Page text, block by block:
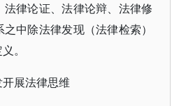
律论证、法律论辩、法律修
中除法律发现（法律检索）
。
开展法律思维